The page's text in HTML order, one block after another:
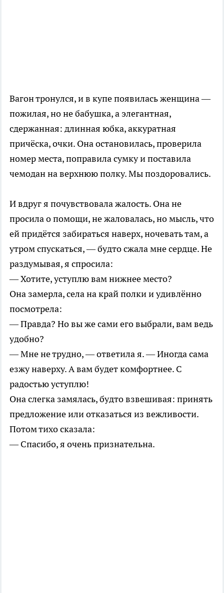
Вагон тронулся, и в купе появилась женщина —
пожилая, но не бабушка, а элегантная,
сдержанная: длинная юбка, аккуратная
причёска, очки. Она остановилась, проверила
номер места, поправила сумку и поставила
чемодан на верхнюю полку. Мы поздоровались.
И вдруг я почувствовала жалость. Она не
просила о помощи, не жаловалась, но мысль, что
ей придётся забираться наверх, ночевать там, а
утром спускаться, — будто сжала мне сердце. Не
раздумывая, я спросила:
— Хотите, уступлю вам нижнее место?
Она замерла, села на край полки и удивлённо
посмотрела:
— Правда? Но вы же сами его выбрали, вам ведь
удобно?
— Мне не трудно, — ответила я. — Иногда сама
езжу наверху. А вам будет комфортнее. С
радостью уступлю!
Она слегка замялась, будто взвешивая: принять
предложение или отказаться из вежливости.
Потом тихо сказала:
— Спасибо, я очень признательна.